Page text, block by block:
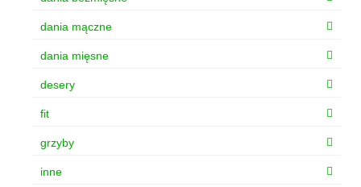
dania mączne
dania mięsne
desery
fit
grzyby
inne